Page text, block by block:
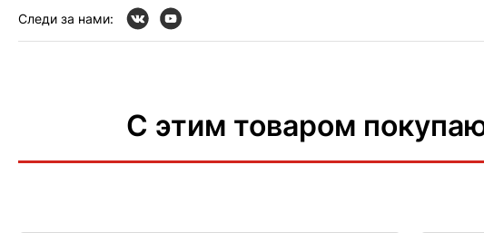
Следи за нами:
С этим товаром